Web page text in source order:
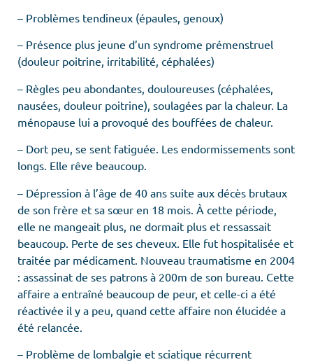
– Problèmes tendineux (épaules, genoux)
– Présence plus jeune d’un syndrome prémenstruel
(douleur poitrine, irritabilité, céphalées)
– Règles peu abondantes, douloureuses (céphalées,
nausées, douleur poitrine), soulagées par la chaleur. La
ménopause lui a provoqué des bouffées de chaleur.
– Dort peu, se sent fatiguée. Les endormissements sont
longs. Elle rêve beaucoup.
– Dépression à l’âge de 40 ans suite aux décès brutaux
de son frère et sa sœur en 18 mois. À cette période,
elle ne mangeait plus, ne dormait plus et ressassait
beaucoup. Perte de ses cheveux. Elle fut hospitalisée et
traitée par médicament. Nouveau traumatisme en 2004
: assassinat de ses patrons à 200m de son bureau. Cette
affaire a entraîné beaucoup de peur, et celle-ci a été
réactivée il y a peu, quand cette affaire non élucidée a
été relancée.
– Problème de lombalgie et sciatique récurrent